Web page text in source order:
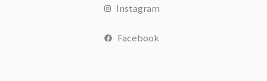
Instagram
Facebook